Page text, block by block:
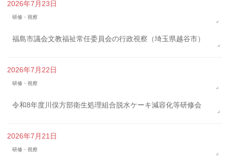
2026年7月23日
研修・視察
福島市議会文教福祉常任委員会の行政視察（埼玉県越谷市）
2026年7月22日
研修・視察
令和8年度川俣方部衛生処理組合脱水ケーキ減容化等研修会
2026年7月21日
研修・視察